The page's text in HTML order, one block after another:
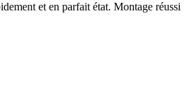
et en parfait état. Montage réussi